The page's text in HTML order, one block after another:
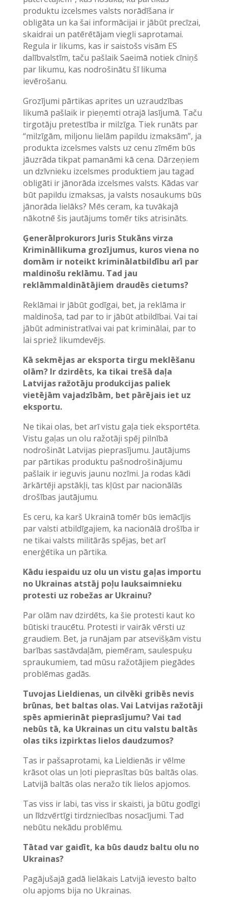
produktu izcelsmes valsts norādīšana ir
obligāta un ka šai informācijai ir jābūt precīzai,
skaidrai un patērētājam viegli saprotamai.
Regula ir likums, kas ir saistošs visām ES
dalībvalstīm, taču pašlaik Saeimā notiek cīniņš
par likumu, kas nodrošinātu šī likuma
ievērošanu.
Grozījumi pārtikas aprites un uzraudzības
likumā pašlaik ir pieņemti otrajā lasījumā. Taču
tirgotāju pretestība ir milzīga. Tiek runāts par
“milzīgām, miljonu lielām papildu izmaksām”, ja
produkta izcelsmes valsts uz cenu zīmēm būs
jāuzrāda tikpat pamanāmi kā cena. Dārzeņiem
un dzīvnieku izcelsmes produktiem jau tagad
obligāti ir jānorāda izcelsmes valsts. Kādas var
būt papildu izmaksas, ja valsts nosaukums būs
jānorāda lielāks? Mēs ceram, ka tuvākajā
nākotnē šis jautājums tomēr tiks atrisināts.
Ģenerālprokurors Juris Stukāns virza
Krimināllikuma grozījumus, kuros viena no
domām ir noteikt kriminālatbildību arī par
maldinošu reklāmu. Tad jau
reklāmmaldinātājiem draudēs cietums?
Reklāmai ir jābūt godīgai, bet, ja reklāma ir
maldinoša, tad par to ir jābūt atbildībai. Vai tai
jābūt administratīvai vai pat kriminālai, par to
lai spriež likumdevējs.
Kā sekmējas ar eksporta tirgu meklēšanu
olām? Ir dzirdēts, ka tikai trešā daļa
Latvijas ražotāju produkcijas paliek
vietējām vajadzībām, bet pārējais iet uz
eksportu.
Ne tikai olas, bet arī vistu gaļa tiek eksportēta.
Vistu gaļas un olu ražotāji spēj pilnībā
nodrošināt Latvijas pieprasījumu. Jautājums
par pārtikas produktu pašnodrošinājumu
pašlaik ir ieguvis jaunu nozīmi. Ja rodas kādi
ārkārtēji apstākļi, tas kļūst par nacionālās
drošības jautājumu.
Es ceru, ka karš Ukrainā tomēr būs iemācījis
par valsti atbildīgajiem, ka nacionālā drošība ir
ne tikai valsts militārās spējas, bet arī
enerģētika un pārtika.
Kādu iespaidu uz olu un vistu gaļas importu
no Ukrainas atstāj poļu lauksaimnieku
protesti uz robežas ar Ukrainu?
Par olām nav dzirdēts, ka šie protesti kaut ko
būtiski traucētu. Protesti ir vairāk vērsti uz
graudiem. Bet, ja runājam par atsevišķām vistu
barības sastāvdaļām, piemēram, saulespuķu
spraukumiem, tad mūsu ražotājiem piegādes
problēmas gadās.
Tuvojas Lieldienas, un cilvēki gribēs nevis
brūnas, bet baltas olas. Vai Latvijas ražotāji
spēs apmierināt pieprasījumu? Vai tad
nebūs tā, ka Ukrainas un citu valstu baltās
olas tiks izpirktas lielos daudzumos?
Tas ir pašsaprotami, ka Lieldienās ir vēlme
krāsot olas un ļoti pieprasītas būs baltās olas.
Latvijā baltās olas neražo tik lielos apjomos.
Tas viss ir labi, tas viss ir skaisti, ja būtu godīgi
un līdzvērtīgi tirdzniecības nosacījumi. Tad
nebūtu nekādu problēmu.
Tātad var gaidīt, ka būs daudz baltu olu no
Ukrainas?
Pagājušajā gadā lielākais Latvijā ievesto balto
olu apjoms bija no Ukrainas.